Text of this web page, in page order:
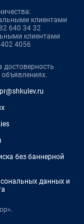
клиентами
640 34 32
клиентами
4056
достоверность
без баннерной
данных и